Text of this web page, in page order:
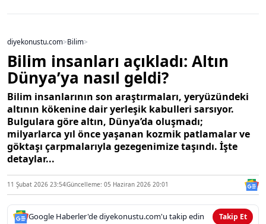
diyekonustu.com>Bilim>
Bilim insanları açıkladı: Altın
Dünya’ya nasıl geldi?
Bilim insanlarının son araştırmaları, yeryüzündeki
altının kökenine dair yerleşik kabulleri sarsıyor.
Bulgulara göre altın, Dünya’da oluşmadı;
milyarlarca yıl önce yaşanan kozmik patlamalar ve
göktaşı çarpmalarıyla gezegenimize taşındı. İşte
detaylar...
11 Şubat 2026 23:54Güncelleme: 05 Haziran 2026 20:01
Google Haberler'de diyekonustu.com'u takip edin Takip Et